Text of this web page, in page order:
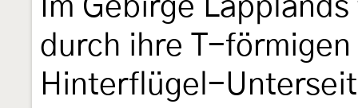
Im Gebirge
durch ihre T-
Hinterflügel-